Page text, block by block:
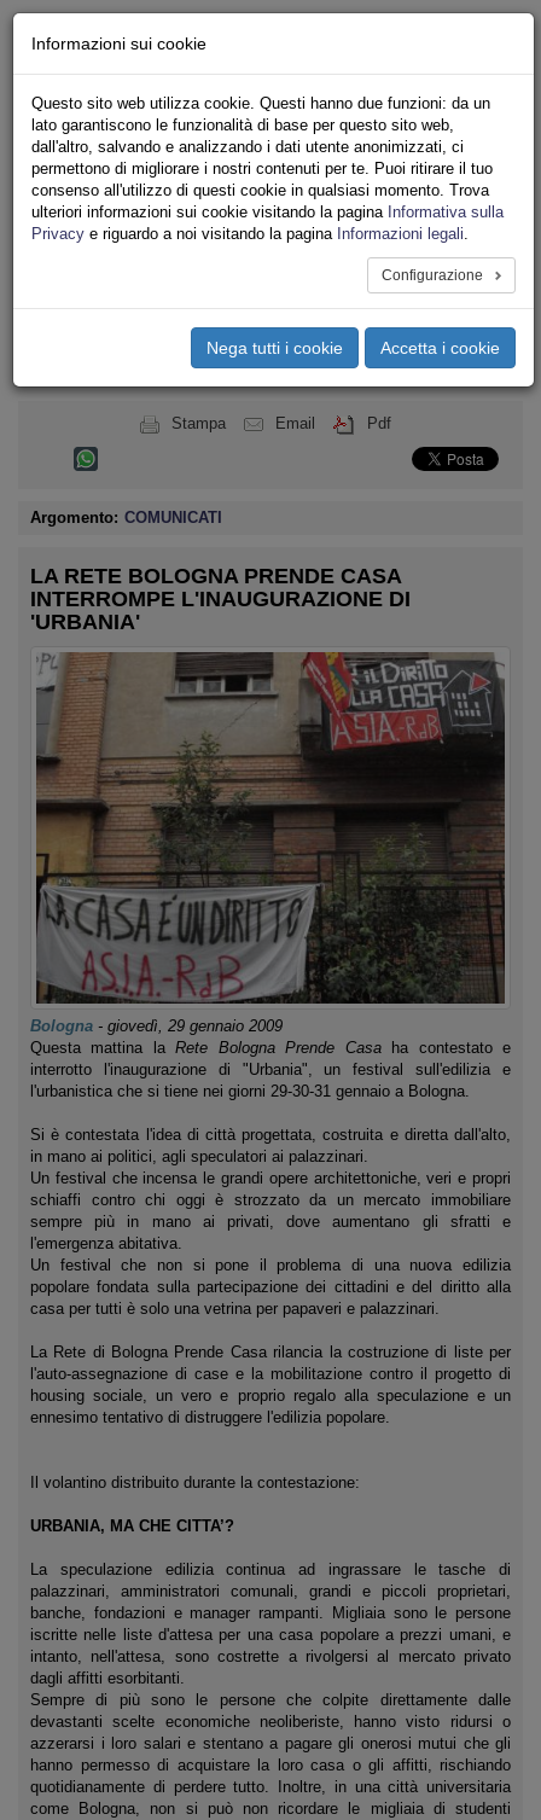
Iscriviti
Ricerca
Area Stampa
Privacy
ASSOCIAZIONI INQUILINI E ABITANTI
navigation
Toggle
Stampa Email Pdf
Argomento: COMUNICATI
LA RETE BOLOGNA PRENDE CASA
INTERROMPE L'INAUGURAZIONE DI
'URBANIA'
Bologna - giovedì, 29 gennaio 2009
Questa mattina laRete Bologna Prende Casaha contestato e
interrotto l'inaugurazione di "Urbania", un festival sull'edilizia e
l'urbanistica che si tiene nei giorni 29-30-31 gennaio a Bologna.
Si è contestata l'idea di città progettata, costruita e diretta dall'alto,
in mano ai politici, agli speculatori ai palazzinari.
Un festival che incensa le grandi opere architettoniche, veri e propri
schiaffi contro chi oggi è strozzato da un mercato immobiliare
sempre più in mano ai privati, dove aumentano gli sfratti e
l'emergenza abitativa.
Un festival che non si pone il problema di una nuova edilizia
popolare fondata sulla partecipazione dei cittadini e del diritto alla
casa per tutti è solo una vetrina per papaveri e palazzinari.
La Rete di Bologna Prende Casa rilancia la costruzione di liste per
l'auto-assegnazione di case e la mobilitazione contro il progetto di
housing sociale, un vero e proprio regalo alla speculazione e un
ennesimo tentativo di distruggere l'edilizia popolare.
Il volantino distribuito durante la contestazione:
URBANIA, MA CHE CITTA’?
La speculazione edilizia continua ad ingrassare le tasche di
palazzinari, amministratori comunali, grandi e piccoli proprietari,
banche, fondazioni e manager rampanti. Migliaia sono le persone
iscritte nelle liste d'attesa per una casa popolare a prezzi umani, e
intanto, nell'attesa, sono costrette a rivolgersi al mercato privato
dagli affitti esorbitanti.
Sempre di più sono le persone che colpite direttamente dalle
devastanti scelte economiche neoliberiste, hanno visto ridursi o
azzerarsi i loro salari e stentano a pagare gli onerosi mutui che gli
hanno permesso di acquistare la loro casa o gli affitti, rischiando
quotidianamente di perdere tutto. Inoltre, in una città universitaria
come Bologna, non si può non ricordare le migliaia di studenti
Informazioni sui cookie
Questo sito web utilizza cookie. Questi hanno due funzioni: da un
lato garantiscono le funzionalità di base per questo sito web,
dall'altro, salvando e analizzando i dati utente anonimizzati, ci
permettono di migliorare i nostri contenuti per te. Puoi ritirare il tuo
consenso all'utilizzo di questi cookie in qualsiasi momento. Trova
ulteriori informazioni sui cookie visitando la pagina Informativa sulla
Privacy e riguardo a noi visitando la pagina Informazioni legali.
Configurazione
Nega tutti i cookie Accetta i cookie